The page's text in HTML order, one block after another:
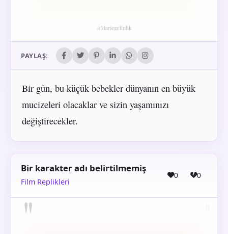
PAYLAŞ:
Bir gün, bu küçük bebekler dünyanın en büyük
mucizeleri olacaklar ve sizin yaşamınızı
değiştirecekler.
Bir karakter adı belirtilmemiş
Film Replikleri
0 0